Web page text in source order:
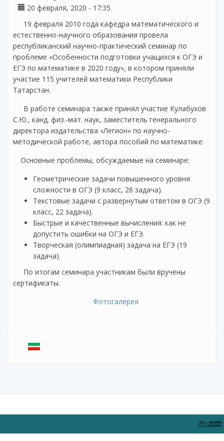
20 февраля, 2020 - 17:35
19 февраля 2010 года кафедра математического и
естественно-научного образования провела
республиканский научно-практический семинар по
проблеме «Особенности подготовки учащихся к ОГЭ и
ЕГЭ по математике в 2020 году», в котором приняли
участие 115 учителей математики Республики
Татарстан.
В работе семинара также принял участие Кулабухов
С.Ю., канд. физ.-мат. наук, заместитель генерального
директора издательства «Легион» по научно-
методической работе, автора пособий по математике.
Основные проблемы, обсуждаемые на семинаре:
Геометрические задачи повышенного уровня
сложности в ОГЭ (9 класс, 26 задача).
Текстовые задачи с развернутым ответом в ОГЭ (9
класс, 22 задача).
Быстрые и качественные вычисления: как не
допустить ошибки на ОГЭ и ЕГЭ.
Творческая (олимпиадная) задача на ЕГЭ (19
задача).
По итогам семинара участникам были вручены
сертификаты.
Фотогалерея